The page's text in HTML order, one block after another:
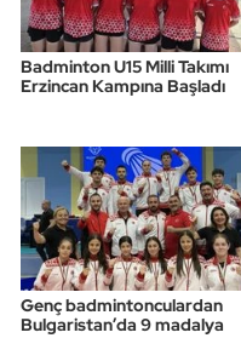
Badminton U15 Milli Takımı
Erzincan Kampına Başladı
Genç badmintonculardan
Bulgaristan’da 9 madalya